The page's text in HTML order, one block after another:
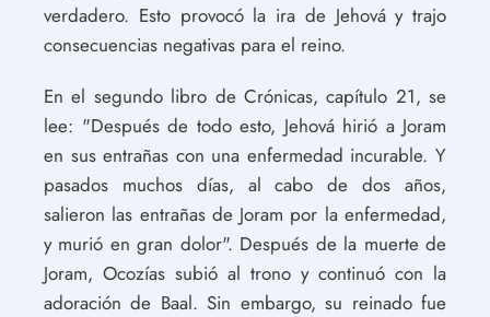
verdadero. Esto provocó la ira de Jehová y trajo
consecuencias negativas para el reino.
En el segundo libro de Crónicas, capítulo 21, se
lee: "Después de todo esto, Jehová hirió a Joram
en sus entrañas con una enfermedad incurable. Y
pasados muchos días, al cabo de dos años,
salieron las entrañas de Joram por la enfermedad,
y murió en gran dolor". Después de la muerte de
Joram, Ocozías subió al trono y continuó con la
adoración de Baal. Sin embargo, su reinado fue